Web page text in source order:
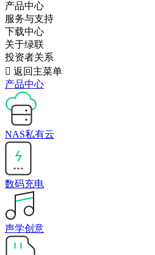
产品中心
服务与支持
下载中心
关于绿联
投资者关系
 返回主菜单
产品中心
NAS私有云
数码充电
声学创意